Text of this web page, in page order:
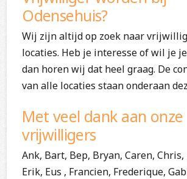
Odensehuis?
Wij zijn altijd op zoek naar
locaties. Heb je interesse of wil je
dan horen wij dat heel graag. De
van alle locaties staan onderaan
Met veel dank aan onze
vrijwilligers
Ank, Bart, Bep, Bryan, Caren, Chris,
Erik, Eus , Francien, Frederique,